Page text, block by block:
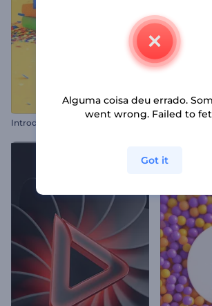
Introdução ao Dia da Formatura
Alguma coisa deu errado.
went wrong. Failed to
Got it